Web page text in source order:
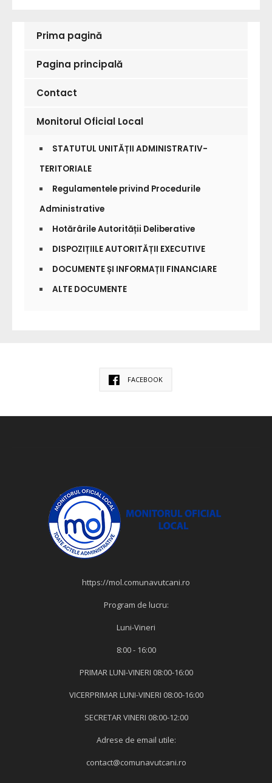
Prima pagină
Pagina principală
Contact
Monitorul Oficial Local
STATUTUL UNITĂȚII ADMINISTRATIV-
TERITORIALE
Regulamentele privind Procedurile
Administrative
Hotărârile Autorității Deliberative
DISPOZIȚIILE AUTORITĂȚII EXECUTIVE
DOCUMENTE ȘI INFORMAȚII FINANCIARE
ALTE DOCUMENTE
FACEBOOK
https://mol.comunavutcani.ro
Program de lucru:
Luni-Vineri
8:00 - 16:00
PRIMAR LUNI-VINERI 08:00-16:00
VICERPRIMAR LUNI-VINERI 08:00-16:00
SECRETAR VINERI 08:00-12:00
Adrese de email utile:
contact@comunavutcani.ro